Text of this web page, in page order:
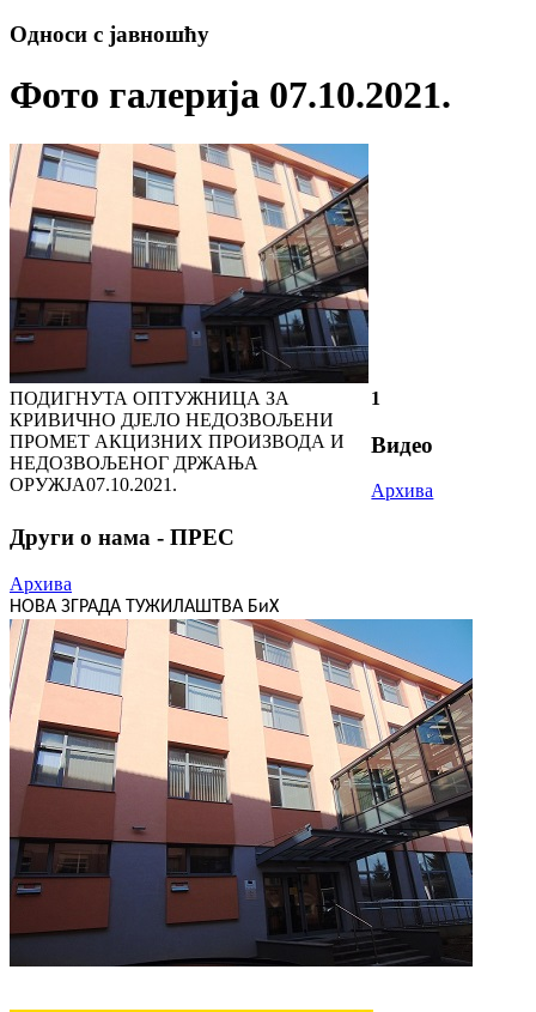
Односи с јавношћу
Фото галерија 07.10.2021.
ПОДИГНУТА ОПТУЖНИЦА ЗА
КРИВИЧНО ДЈЕЛО НЕДОЗВОЉЕНИ
ПРОМЕТ АКЦИЗНИХ ПРОИЗВОДА И
НЕДОЗВОЉЕНОГ ДРЖАЊА
ОРУЖЈА07.10.2021.
1
Видео
Архива
Други о нама - ПРЕС
Архива
НОВА ЗГРАДА ТУЖИЛАШТВА БиХ